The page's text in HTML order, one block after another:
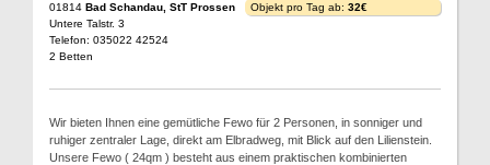
01814 Bad Schandau, StT Prossen
Untere Talstr. 3
Telefon: 035022 42524
2 Betten
Objekt pro Tag ab: 32€
Wir bieten Ihnen eine gemütliche Fewo für 2 Personen, in sonniger und
ruhiger zentraler Lage, direkt am Elbradweg, mit Blick auf den Lilienstein.
Unsere Fewo ( 24qm ) besteht aus einem praktischen kombinierten